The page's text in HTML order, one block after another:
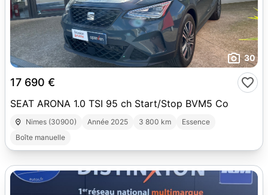
30
17 690 €
SEAT ARONA 1.0 TSI 95 ch Start/Stop BVM5 Co
Nimes (30900) Année 2025 3 800 km
Essence
Boîte manuelle